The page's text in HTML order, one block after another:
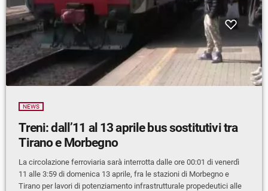
NEWS
Treni: dall’11 al 13 aprile bus sostitutivi tra
Tirano e Morbegno
La circolazione ferroviaria sarà interrotta dalle ore 00:01 di venerdì
11 alle 3:59 di domenica 13 aprile, fra le stazioni di Morbegno e
Tirano per lavori di potenziamento infrastrutturale propedeutici alle